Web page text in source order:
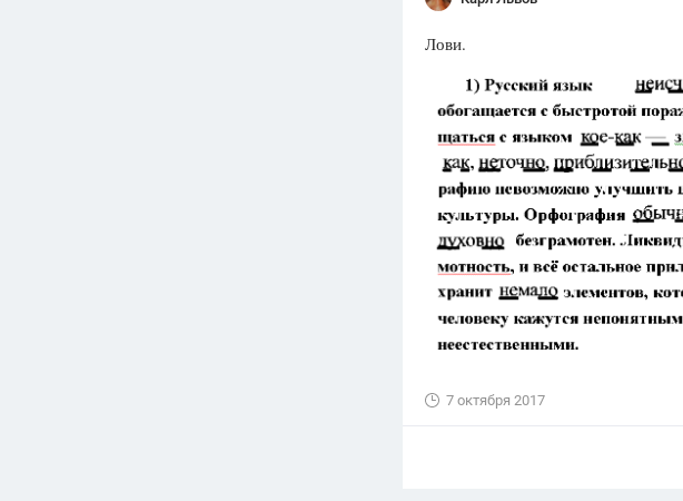
Лови.
7 октября 2017